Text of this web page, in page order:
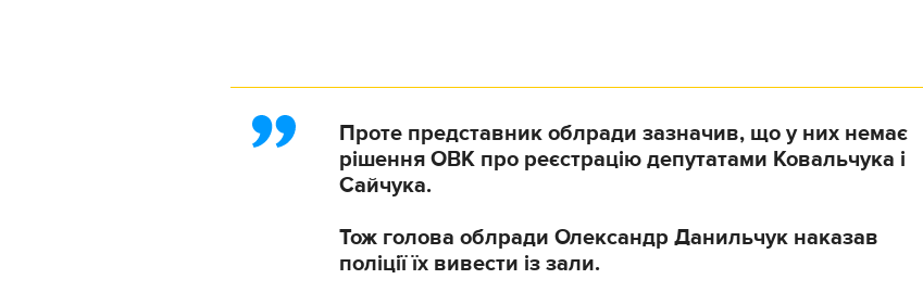
Проте представник облради зазначив, що у них немає
рішення ОВК про реєстрацію депутатами Ковальчука і
Сайчука.
Тож голова облради Олександр Данильчук наказав
поліції їх вивести із зали.